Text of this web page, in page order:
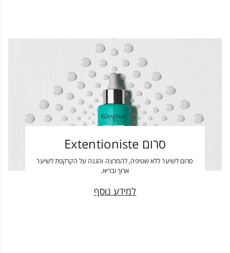
סרום Extentioniste
סרום לשיער ללא שטיפה, להמרצה והגנה על הקרקפת לשיער
ארוך ובריא.
למידע נוסף